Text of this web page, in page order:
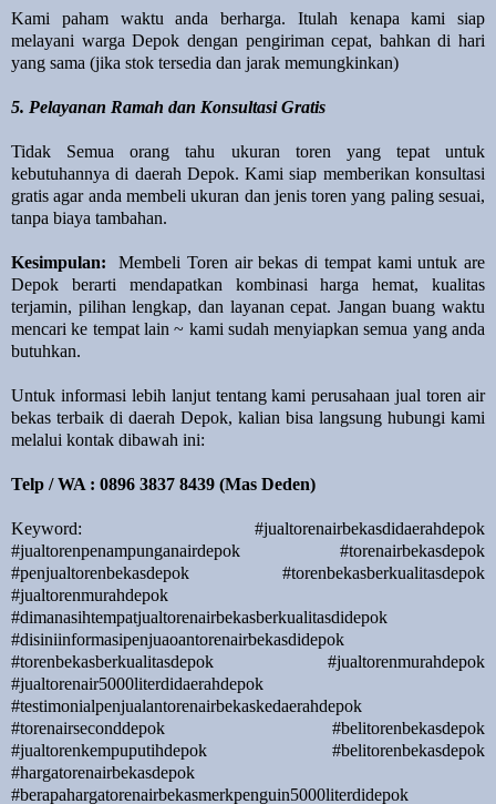
Kami paham waktu anda berharga. Itulah kenapa kami siap
melayani warga Depok dengan pengiriman cepat, bahkan di hari
yang sama (jika stok tersedia dan jarak memungkinkan)
5. Pelayanan Ramah dan Konsultasi Gratis
Tidak Semua orang tahu ukuran toren yang tepat untuk
kebutuhannya di daerah Depok. Kami siap memberikan konsultasi
gratis agar anda membeli ukuran dan jenis toren yang paling sesuai,
tanpa biaya tambahan.
Kesimpulan: Membeli Toren air bekas di tempat kami untuk are
Depok berarti mendapatkan kombinasi harga hemat, kualitas
terjamin, pilihan lengkap, dan layanan cepat. Jangan buang waktu
mencari ke tempat lain ~ kami sudah menyiapkan semua yang anda
butuhkan.
Untuk informasi lebih lanjut tentang kami perusahaan jual toren air
bekas terbaik di daerah Depok, kalian bisa langsung hubungi kami
melalui kontak dibawah ini:
Telp / WA : 0896 3837 8439 (Mas Deden)
Keyword: #jualtorenairbekasdidaerahdepok
#jualtorenpenampunganairdepok #torenairbekasdepok
#penjualtorenbekasdepok #torenbekasberkualitasdepok
#jualtorenmurahdepok
#dimanasihtempatjualtorenairbekasberkualitasdidepok
#disiniinformasipenjuaoantorenairbekasdidepok
#torenbekasberkualitasdepok #jualtorenmurahdepok
#jualtorenair5000literdidaerahdepok
#testimonialpenjualantorenairbekaskedaerahdepok
#torenairseconddepok #belitorenbekasdepok
#jualtorenkempuputihdepok #belitorenbekasdepok
#hargatorenairbekasdepok
#berapahargatorenairbekasmerkpenguin5000literdidepok